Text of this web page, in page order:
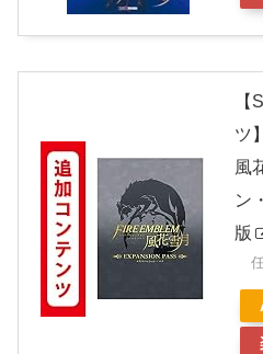
ツ
風
ン
版